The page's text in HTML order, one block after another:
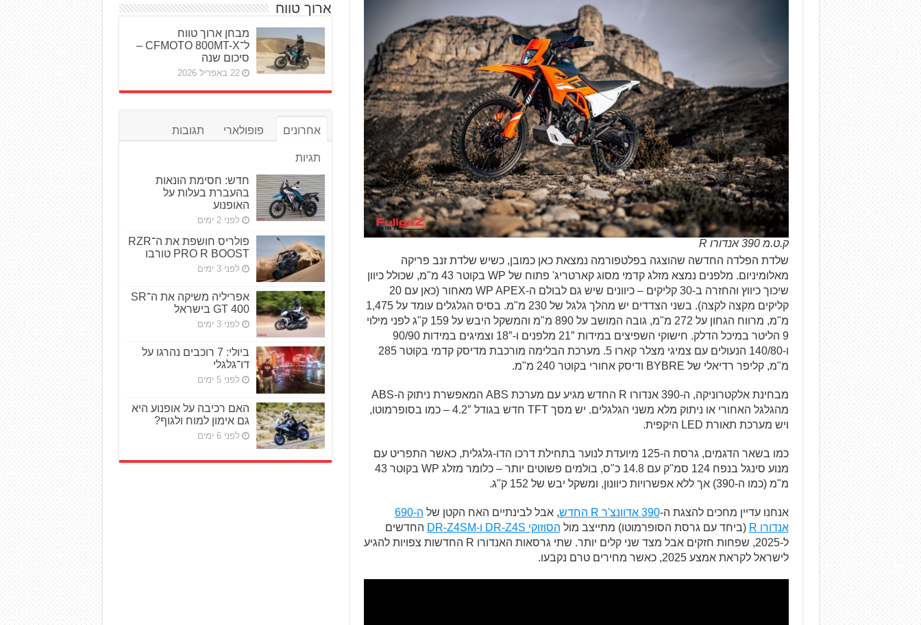
ק.ט.מ 390 אנדורו R
שלדת הפלדה החדשה שהוצגה בפלטפורמה נמצאת כאן כמובן, כשיש שלדת זנב פריקה
מאלומיניום. מלפנים נמצא מזלג קדמי מסוג קארטריג' פתוח של WP בקוטר 43 מ"מ, שכולל כיוון
שיכוך כיווץ והחזרה ב-30 קליקים – כיוונים שיש גם לבולם ה-WP APEX מאחור (כאן עם 20
קליקים מקצה לקצה). בשני הצדדים יש מהלך גלגל של 230 מ"מ. בסיס הגלגלים עומד על 1,475
מ"מ, מרווח הגחון על 272 מ"מ, גובה המושב על 890 מ"מ והמשקל היבש על 159 ק"ג לפני מילוי
9 הליטר במיכל הדלק. חישוקי השפיצים במידות 21″ מלפנים ו-18″ וצמיגים במידות 90/90
ו-140/80 הנעולים עם צמיגי מצלר קארו 5. מערכת הבלימה מורכבת מדיסק קדמי בקוטר 285
מ"מ, קליפר רדיאלי של BYBRE ודיסק אחורי בקוטר 240 מ"מ.
מבחינת אלקטרוניקה, ה-390 אנדורו R החדש מגיע עם מערכת ABS המאפשרת ניתוק ה-ABS
מהגלגל האחורי או ניתוק מלא משני הגלגלים. יש מסך TFT חדש בגודל 4.2″ – כמו בסופרמוטו,
ויש מערכת תאורת LED היקפית.
כמו בשאר הדגמים, גרסת ה-125 מיועדת לנוער בתחילת דרכו הדו-גלגלית, כאשר התפריט עם
מנוע סינגל בנפח 124 סמ"ק עם 14.8 כ"ס, בולמים פשוטים יותר – כלומר מזלג WP בקוטר 43
מ"מ (כמו ה-390) אך ללא אפשרויות כיוונון, ומשקל יבש של 152 ק"ג.
אנחנו עדיין מחכים להצגת ה-390 אדוונצ'ר R החדש , אבל לבינתיים האח הקטן של
ה-690
אנדורו R
(ביחד עם גרסת הסופרמוטו) מתייצב מול הסוזוקי DR-Z4S ו-DR-Z4SM
החדשים
ל-2025, שפחות חזקים אבל מצד שני קלים יותר. שתי גרסאות האנדורו R החדשות צפויות להגיע
לישראל לקראת אמצע 2025, כאשר מחירים טרם נקבעו.
ארוך טווח
מבחן ארוך טווח
ל־CFMOTO 800MT-X –
סיכום שנה
22 באפריל 2026
אחרונים פופולארי תגובות
תגיות
חדש: חסימת הונאות
בהעברת בעלות על
האופנוע
לפני 2 ימים
פולריס חושפת את ה־RZR
PRO R BOOST טורבו
לפני 3 ימים
אפריליה משיקה את ה־SR
GT 400 בישראל
לפני 3 ימים
ביולי: 7 רוכבים נהרגו על
דו־גלגלי
לפני 5 ימים
האם רכיבה על אופנוע היא
גם אימון למוח ולגוף?
לפני 6 ימים